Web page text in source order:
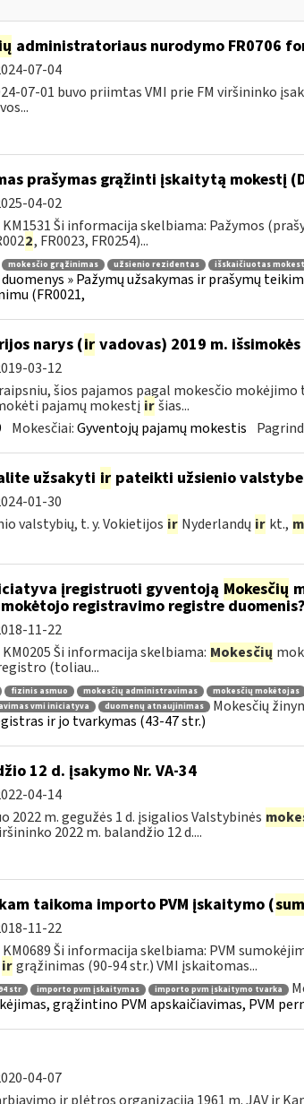
administratoriaus nurodymo FR0706
07-04
07-01 buvo priimtas VMI prie FM viršininko
prašymas grąžinti įskaitytą mokestį
04-02
Ši informacija skelbiama: Pažymos
2, FR0023, FR0254)...
mokesčio grąžinimas užsienio rezidentas išskaičiuotas
» Pažymų užsakymas ir prašymų
(FR0021,
narys (irvadovas) 2019 m.
03-12
šios pajamos pagal mokesčio
pajamų mokestį ir šias...
Mokesčiai:Gyventojų pajamų mokestis
užsakyti irpateikti užsienio
01-30
valstybių, t. y. Vokietijos ir Nyderlandų ir kt.,
įregistruoti gyventoją Mokesčių
mokėtojo registravimo registre duomenis?
11-22
Ši informacija skelbiama: Mokesčių
(toliau...
fizinis asmuo mokesčių administravimas mokesčių mokėtojas
vmi iniciatyva duomenų atnaujinimas Mokesčių
ir jo tvarkymas (43-47 str.)
12 d. įsakymo Nr. VA-34
04-14
2022 m. gegužės 1 d. įsigalios Valstybinės
2022 m. balandžio 12 d....
taikoma importo PVM įskaitymo (
11-22
Ši informacija skelbiama: PVM
ir grąžinimas (90-94 str.) VMI įskaitomas...
str importo pvm įskaitymas importo pvm įskaitymo tvarka
grąžintino PVM apskaičiavimas, PVM
04-07